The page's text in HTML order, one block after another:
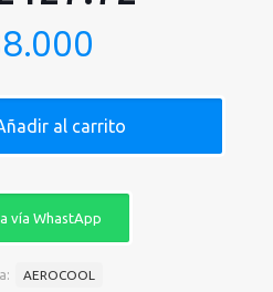
al carrito
vía WhastApp
AEROCOOL